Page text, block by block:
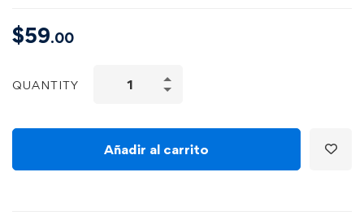
$59.00
QUANTITY
Añadir al carrito